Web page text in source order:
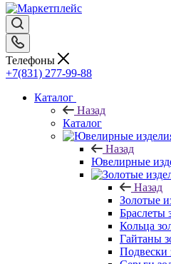
Телефоны
+7(831) 277-99-88
Каталог
Назад
Каталог
Назад
Ювелирные
Назад
Золотые
Браслеты
Кольца
Гайтаны
Подвески